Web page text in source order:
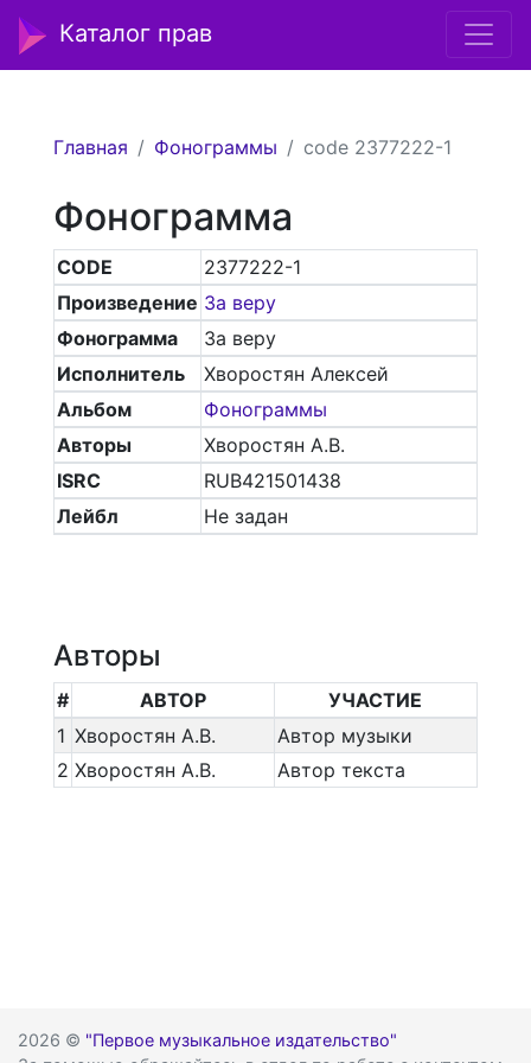
Каталог прав
Главная Фонограммы code 2377222-1
Фонограмма
CODE
2377222-1
Произведение За веру
Фонограмма
За веру
Исполнитель
Хворостян Алексей
Альбом
Фонограммы
Авторы
Хворостян А.В.
ISRC
RUB421501438
Лейбл
Не задан
Авторы
# АВТОР
УЧАСТИЕ
1 Хворостян А.В.
Автор музыки
2 Хворостян А.В. Автор текста
2026 © "Первое музыкальное издательство"